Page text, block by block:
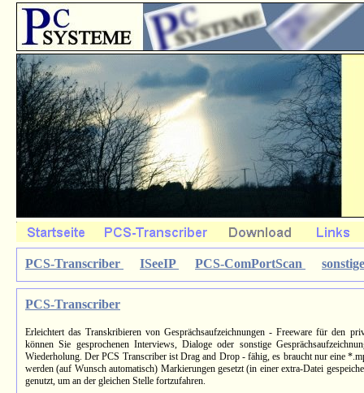
PCS-Transcriber ISeeIP PCS-ComPortScan
PCS-Transcriber
Erleichtert das Transkribieren von Gesprächsaufzeichnungen - Freeware für den
können Sie gesprochenen Interviews, Dialoge oder sonstige
Wiederholung. Der PCS Transcriber ist Drag and Drop - fähig, es braucht nur eine
werden (auf Wunsch automatisch) Markierungen gesetzt (in einer extra-Datei
genutzt, um an der gleichen Stelle fortzufahren.